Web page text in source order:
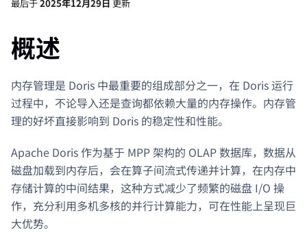
最后于2025年12月29日 更新
概述
内存管理是 Doris 中最重要的组成部分之一，在 Doris 运行
过程中，不论导入还是查询都依赖大量的内存操作。内存管
理的好坏直接影响到 Doris 的稳定性和性能。
Apache Doris 作为基于 MPP 架构的 OLAP 数据库，数据从
磁盘加载到内存后，会在算子间流式传递并计算，在内存中
存储计算的中间结果，这种方式减少了频繁的磁盘 I/O 操
作，充分利用多机多核的并行计算能力，可在性能上呈现巨
大优势。